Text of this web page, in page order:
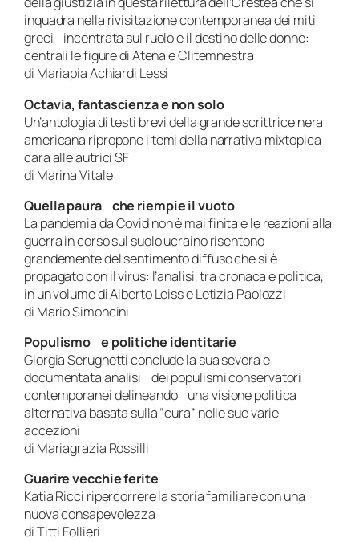
inquadra nella rivisitazione contemporanea dei miti
greci incentrata sul ruolo e il destino delle donne:
centrali le figure di Atena e Clitemnestra
di Mariapia Achiardi Lessi
Octavia, fantascienza e non solo
Un’antologia di testi brevi della grande scrittrice nera
americana ripropone i temi della narrativa mixtopica
cara alle autrici SF
di Marina Vitale
Quella paura che riempie il vuoto
La pandemia da Covid non è mai finita e le reazioni alla
guerra in corso sul suolo ucraino risentono
grandemente del sentimento diffuso che si è
propagato con il virus: l’analisi, tra cronaca e politica,
in un volume di Alberto Leiss e Letizia Paolozzi
di Mario Simoncini
Populismo e politiche identitarie
Giorgia Serughetti conclude la sua severa e
documentata analisi dei populismi conservatori
contemporanei delineando una visione politica
alternativa basata sulla “cura” nelle sue varie
accezioni
di Mariagrazia Rossilli
Guarire vecchie ferite
Katia Ricci ripercorrere la storia familiare con una
nuova consapevolezza
di Titti Follieri